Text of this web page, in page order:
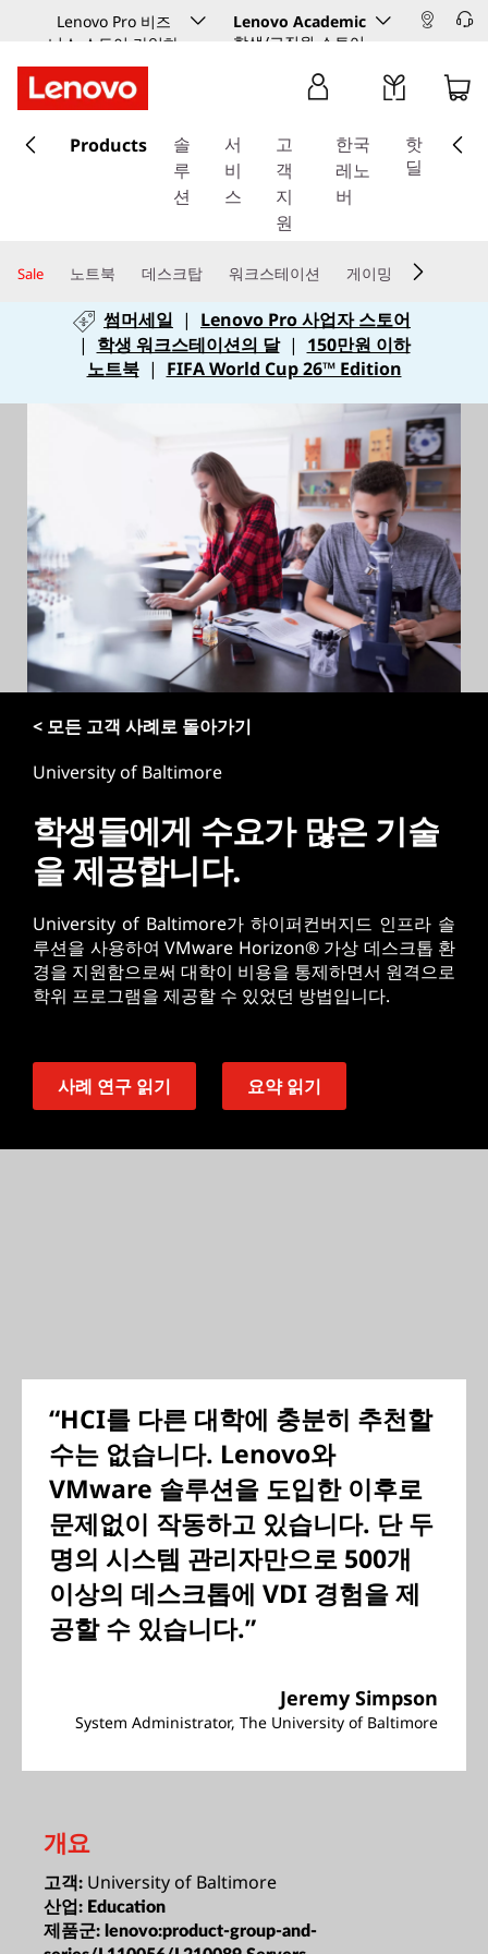
Lenovo Pro 비즈
니스 스토어 가입하
기
Lenovo Academic
학생/교직원 스토어
요
건
Products
솔
루
션
서
비
스
고
객
지
원
한국
레노
버
핫
딜
Sale 노트북 데스크탑 워크스테이션 게이밍
썸머세일 | Lenovo Pro 사업자 스토어
| 학생 워크스테이션의 달| 150만원 이하
노트북| FIFA World Cup 26™ Edition
< 모든 고객 사례로 돌아가기
University of Baltimore
학생들에게 수요가 많은 기술
을 제공합니다.
University of Baltimore가 하이퍼컨버지드 인프라 솔
루션을 사용하여 VMware Horizon® 가상 데스크톱 환
경을 지원함으로써 대학이 비용을 통제하면서 원격으로
학위 프로그램을 제공할 수 있었던 방법입니다.
사례 연구 읽기 요약 읽기
“HCI를 다른 대학에 충분히 추천할
수는 없습니다. Lenovo와
VMware 솔루션을 도입한 이후로
문제없이 작동하고 있습니다. 단 두
명의 시스템 관리자만으로 500개
이상의 데스크톱에 VDI 경험을 제
공할 수 있습니다.”
Jeremy Simpson
System Administrator, The University of Baltimore
개요
고객: University of Baltimore
산업: Education
제품군: lenovo:product-group-and-